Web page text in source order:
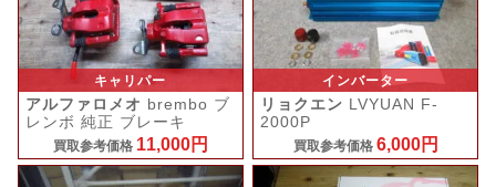
キャリパー
アルファロメオ brembo ブ
レンボ 純正 ブレーキ
買取参考価格 11,000円
インバーター
リョクエン LVYUAN F-
2000P
買取参考価格 6,000円